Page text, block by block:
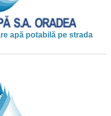
apă potabilă pe strada